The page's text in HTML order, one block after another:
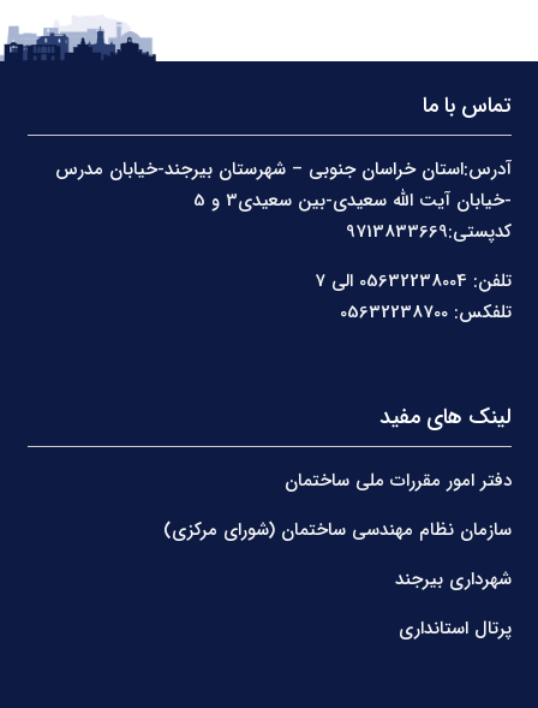
تماس با ما
آدرس:استان خراسان جنوبی – شهرستان بیرجند-خیابان مدرس
کدپستی:9713833669
تلفن: 05632238004 الی 7
تلفکس: 05632238700
لینک های مفید
دفتر امور مقررات ملی ساختمان
سازمان نظام مهندسی ساختمان (شورای مرکزی)
شهرداری بیرجند
پرتال استانداری